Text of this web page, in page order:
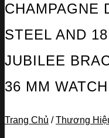
CHAMPAGNE
STEEL AND
JUBILEE
36 MM WATCH
Trang Chủ / Thương